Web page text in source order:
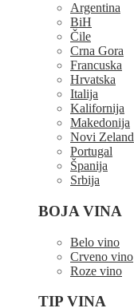
Argentina
BiH
Čile
Crna Gora
Francuska
Hrvatska
Italija
Kalifornija
Makedonija
Novi Zeland
Portugal
Španija
Srbija
BOJA VINA
Belo vino
Crveno vino
Roze vino
TIP VINA